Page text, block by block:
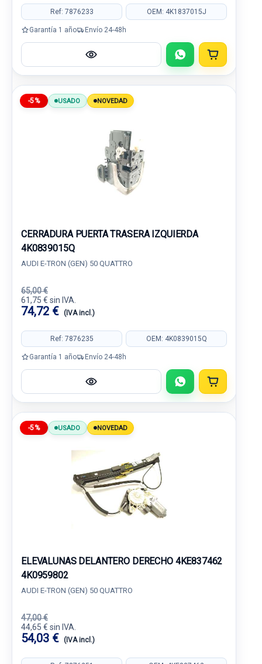
Ref: 7876233 OEM: 4K1837015J
Garantía 1 año Envío 24-48h
-5% USADO NOVEDAD
CERRADURA PUERTA TRASERA IZQUIERDA
4K0839015Q
AUDI E-TRON (GEN) 50 QUATTRO
65,00 €
61,75 € sin IVA.
74,72 € (IVA incl.)
Ref: 7876235 OEM: 4K0839015Q
Garantía 1 año Envío 24-48h
-5% USADO NOVEDAD
ELEVALUNAS DELANTERO DERECHO 4KE837462
4K0959802
AUDI E-TRON (GEN) 50 QUATTRO
47,00 €
44,65 € sin IVA.
54,03 € (IVA incl.)